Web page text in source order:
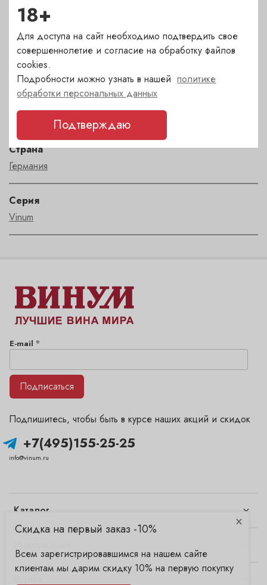
Характеристики
Тип
Набор фужеров 2 шт
Бренд
RIEDEL
Страна
Германия
Серия
Vinum
Каталог
+7(495)155-25-25
info@vinum.ru
Подпишитесь, чтобы быть в курсе наших акций и скидок
E-mail *
Подписаться
18+
Для доступа на сайт необходимо подтвердить свое
совершеннолетие и согласие на обработку файлов
cookies.
Подробности можно узнать в нашейполитике
обработки персональных данных
Подтверждаю
×
Скидка на первый заказ -10%
Всем зарегистрировавшимся на нашем сайте
клиентам мы дарим скидку 10% на первую покупку